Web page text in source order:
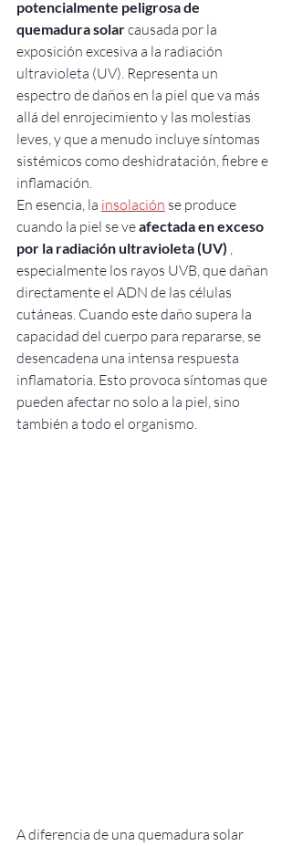
potencialmente peligrosa de
quemadura solar causada por la
exposición excesiva a la radiación
ultravioleta (UV). Representa un
espectro de daños en la piel que va más
allá del enrojecimiento y las molestias
leves, y que a menudo incluye síntomas
sistémicos como deshidratación, fiebre e
inflamación.
En esencia, la insolación se produce
cuando la piel se ve afectada en exceso
por la radiación ultravioleta (UV) ,
especialmente los rayos UVB, que dañan
directamente el ADN de las células
cutáneas. Cuando este daño supera la
capacidad del cuerpo para repararse, se
desencadena una intensa respuesta
inflamatoria. Esto provoca síntomas que
pueden afectar no solo a la piel, sino
también a todo el organismo.
A diferencia de una quemadura solar